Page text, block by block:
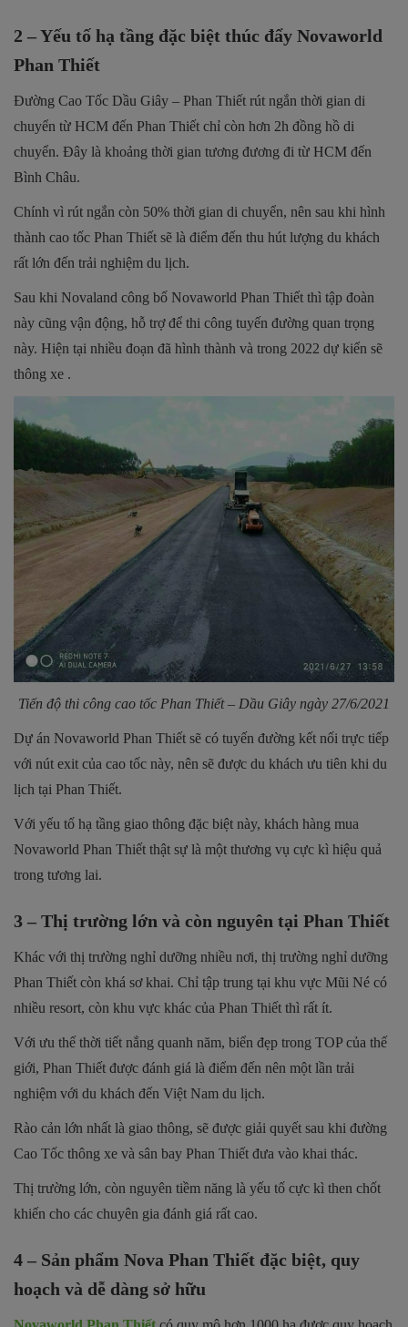
2 – Yếu tố hạ tầng đặc biệt thúc đẩy Novaworld
Phan Thiết
Đường Cao Tốc Dầu Giây – Phan Thiết rút ngắn thời gian di
chuyển từ HCM đến Phan Thiết chỉ còn hơn 2h đồng hồ di
chuyển. Đây là khoảng thời gian tương đương đi từ HCM đến
Bình Châu.
Chính vì rút ngắn còn 50% thời gian di chuyển, nên sau khi hình
thành cao tốc Phan Thiết sẽ là điểm đến thu hút lượng du khách
rất lớn đến trải nghiệm du lịch.
Sau khi Novaland công bố Novaworld Phan Thiết thì tập đoàn
này cũng vận động, hỗ trợ để thi công tuyến đường quan trọng
này. Hiện tại nhiều đoạn đã hình thành và trong 2022 dự kiến sẽ
thông xe .
Tiến độ thi công cao tốc Phan Thiết – Dầu Giây ngày 27/6/2021
Dự án Novaworld Phan Thiết sẽ có tuyến đường kết nối trực tiếp
với nút exit của cao tốc này, nên sẽ được du khách ưu tiên khi du
lịch tại Phan Thiết.
Với yếu tố hạ tầng giao thông đặc biệt này, khách hàng mua
Novaworld Phan Thiết thật sự là một thương vụ cực kì hiệu quả
trong tương lai.
3 – Thị trường lớn và còn nguyên tại Phan Thiết
Khác với thị trường nghỉ dưỡng nhiều nơi, thị trường nghỉ dưỡng
Phan Thiết còn khá sơ khai. Chỉ tập trung tại khu vực Mũi Né có
nhiều resort, còn khu vực khác của Phan Thiết thì rất ít.
Với ưu thế thời tiết nắng quanh năm, biển đẹp trong TOP của thế
giới, Phan Thiết được đánh giá là điểm đến nên một lần trải
nghiệm với du khách đến Việt Nam du lịch.
Rào cản lớn nhất là giao thông, sẽ được giải quyết sau khi đường
Cao Tốc thông xe và sân bay Phan Thiết đưa vào khai thác.
Thị trường lớn, còn nguyên tiềm năng là yếu tố cực kì then chốt
khiến cho các chuyên gia đánh giá rất cao.
4 – Sản phẩm Nova Phan Thiết đặc biệt, quy
hoạch và dễ dàng sở hữu